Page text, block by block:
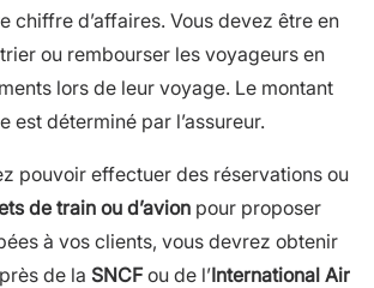
chiffre d’affaires. Vous devez être en
ou rembourser les voyageurs en
lors de leur voyage. Le montant
est déterminé par l’assureur.
pouvoir effectuer des réservations ou
de train ou d’avion pour proposer
à vos clients, vous devrez obtenir
de la SNCF ou de l’International Air